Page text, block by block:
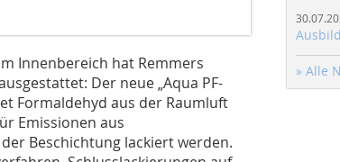
Innenbereich hat Remmers
Der neue „Aqua PF-
Formaldehyd aus der Raumluft
Emissionen aus
Beschichtung lackiert werden.
» Alle